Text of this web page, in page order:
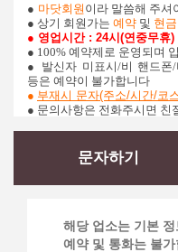
● 마닷회원 이라 말씀해 주셔
● 상기 회원가는 예약 및 현
● 영업시간 : 24시(연중무휴)
● 100% 예약제로 운영되며
● 발신자 미표시/비 핸드폰
등은 예약이 불가합니다
● 부재시 문자(주소/시간/코
● 문의사항은 전화주시면 친
문자하기
해당 업소는 기본 정
예약 및 통화는 불가